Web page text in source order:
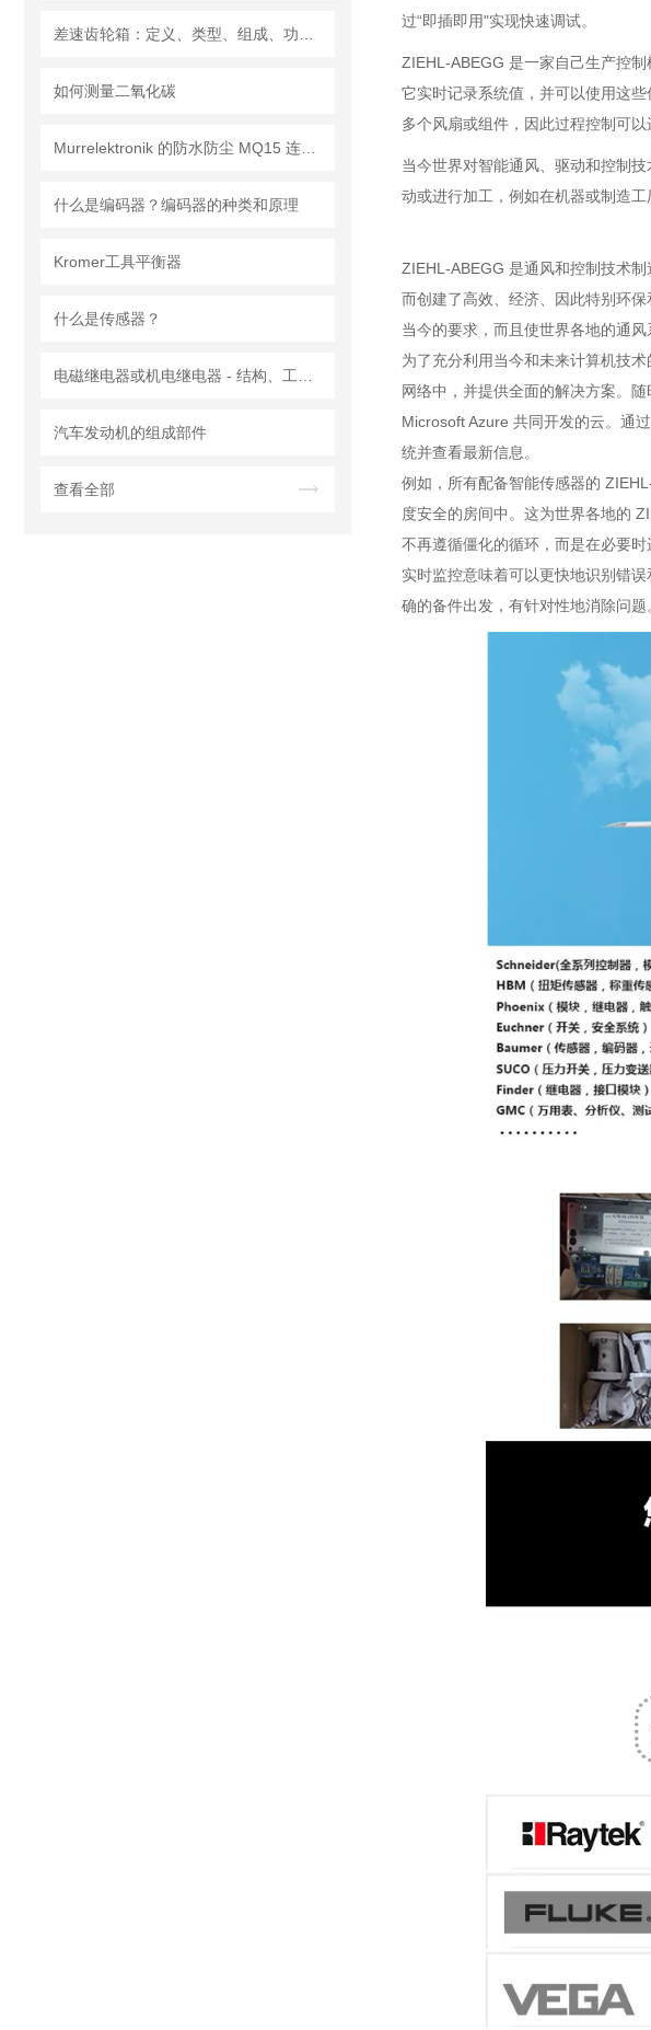
如何测量二氧化碳
什么是编码器？编码器的种类和原理
Kromer工具平衡器
什么是传感器？
汽车发动机的组成部件
查看全部
过“即插即用"实现快速调试。
ZIEHL-ABEGG 是一家自己生产控
它实时记录系统值，并可以使用这
多个风扇或组件，因此过程控制可以
当今世界对智能通风、驱动和控制
动或进行加工，例如在机器或制造
ZIEHL-ABEGG 是通风和控制技术
而创建了高效、经济、因此特别环
当今的要求，而且使世界各地的通风
为了充分利用当今和未来计算机技
网络中，并提供全面的解决方案。
Microsoft Azure 共同开发的云。通
统并查看最新信息。
例如，所有配备智能传感器的
度安全的房间中。这为世界各地的
不再遵循僵化的循环，而是在必要
实时监控意味着可以更快地识别错
确的备件出发，有针对性地消除问题